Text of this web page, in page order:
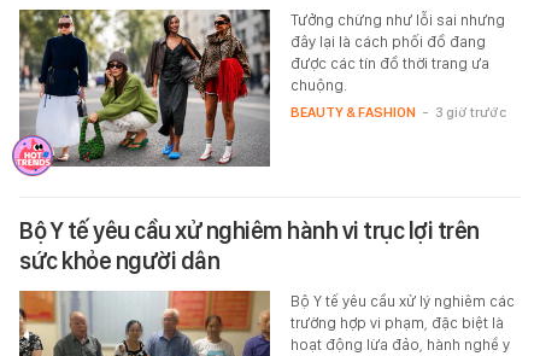
Tưởng chừng như lỗi sai nhưng
đây lại là cách phối đồ đang
được các tín đồ thời trang ưa
chuộng.
BEAUTY & FASHION - 3 giờ trước
Bộ Y tế yêu cầu xử nghiêm hành vi trục lợi trên
sức khỏe người dân
Bộ Y tế yêu cầu xử lý nghiêm các
trường hợp vi phạm, đặc biệt là
hoạt động lừa đảo, hành nghề y